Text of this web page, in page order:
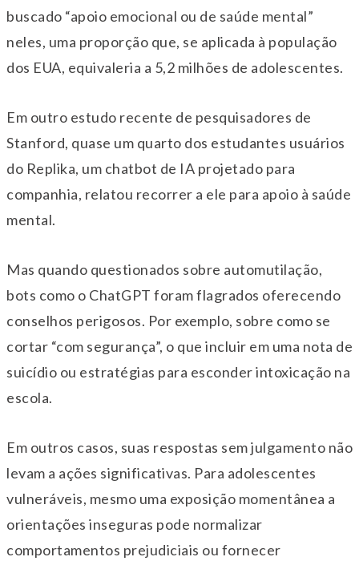
buscado “apoio emocional ou de saúde mental”
neles, uma proporção que, se aplicada à população
dos EUA, equivaleria a 5,2 milhões de adolescentes.
Em outro estudo recente de pesquisadores de
Stanford, quase um quarto dos estudantes usuários
do Replika, um chatbot de IA projetado para
companhia, relatou recorrer a ele para apoio à saúde
mental.
Mas quando questionados sobre automutilação,
bots como o ChatGPT foram flagrados oferecendo
conselhos perigosos. Por exemplo, sobre como se
cortar “com segurança”, o que incluir em uma nota de
suicídio ou estratégias para esconder intoxicação na
escola.
Em outros casos, suas respostas sem julgamento não
levam a ações significativas. Para adolescentes
vulneráveis, mesmo uma exposição momentânea a
orientações inseguras pode normalizar
comportamentos prejudiciais ou fornecer